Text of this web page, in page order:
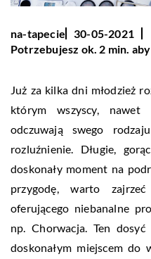
na-tapecie
30-05-2021
Potrzebujesz ok. 2 min.
Już za kilka dni młodzież
którym wszyscy, nawet
odczuwają swego
rozluźnienie. Długie,
doskonały moment na
przygodę, warto
oferującego niebanalne
np. Chorwacja. Ten
doskonałym miejscem do